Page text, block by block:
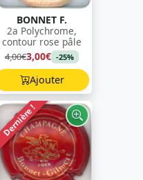
BONNET F.
2a Polychrome,
contour rose pâle
4,00€3,00€ -25%
Ajouter
Dernière !